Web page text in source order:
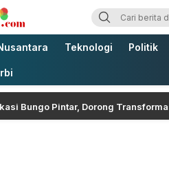
Teknologi Politik
Pintar, Dorong Transformasi